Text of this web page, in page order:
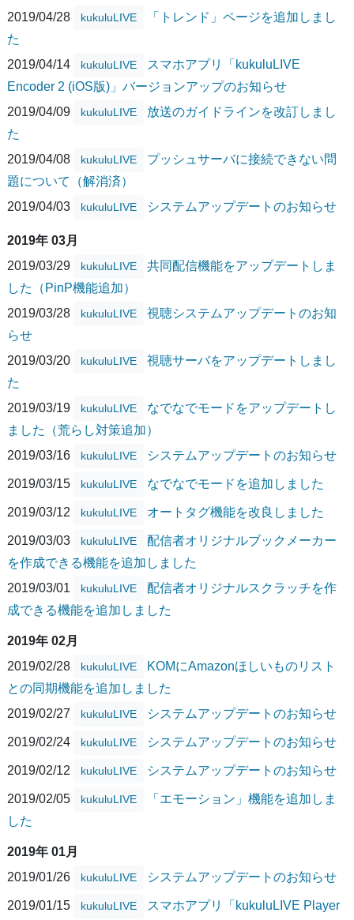
2019/04/28
kukuluLIVE
「トレンド」ページを追加しまし
た
2019/04/14
kukuluLIVE
スマホアプリ「kukuluLIVE
Encoder 2 (iOS版)」バージョンアップのお知らせ
2019/04/09
kukuluLIVE
放送のガイドラインを改訂しまし
た
2019/04/08
kukuluLIVE
プッシュサーバに接続できない問
題について（解消済）
2019/04/03
kukuluLIVE システムアップデートのお知らせ
2019年 03月
2019/03/29
kukuluLIVE
共同配信機能をアップデートしま
した（PinP機能追加）
2019/03/28
kukuluLIVE
視聴システムアップデートのお知
らせ
2019/03/20
kukuluLIVE
視聴サーバをアップデートしまし
た
2019/03/19
kukuluLIVE
なでなでモードをアップデートし
ました（荒らし対策追加）
2019/03/16
kukuluLIVE システムアップデートのお知らせ
2019/03/15 kukuluLIVE なでなでモードを追加しました
2019/03/12 kukuluLIVE オートタグ機能を改良しました
2019/03/03 kukuluLIVE
配信者オリジナルブックメーカー
を作成できる機能を追加しました
2019/03/01
kukuluLIVE
配信者オリジナルスクラッチを作
成できる機能を追加しました
2019年 02月
2019/02/28
kukuluLIVE
KOMにAmazonほしいものリスト
との同期機能を追加しました
2019/02/27
kukuluLIVE システムアップデートのお知らせ
2019/02/24 kukuluLIVE システムアップデートのお知らせ
2019/02/12 kukuluLIVE システムアップデートのお知らせ
2019/02/05 kukuluLIVE
「エモーション」機能を追加しま
した
2019年 01月
2019/01/26
kukuluLIVE システムアップデートのお知らせ
2019/01/15 kukuluLIVE
スマホアプリ「kukuluLIVE Player